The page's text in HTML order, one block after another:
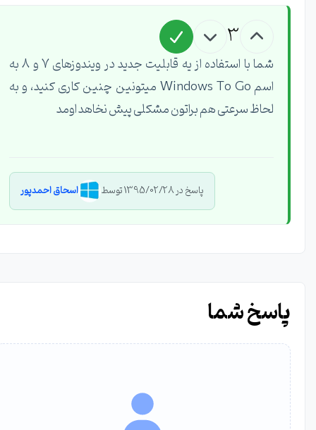
3
شما با استفاده از یه قابلیت جدید در ویندوزهای 7 و 8 به
اسم Windows To Go میتونین چنین کاری کنید، و به
لحاظ سرعتی هم براتون مشکلی پیش نخاهد اومد
پاسخ در 1395/02/28 توسط اسحاق احمدپور
پاسخ شما